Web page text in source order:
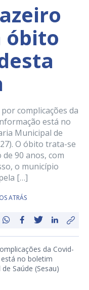
óbito
complicações da
está no
Municipal de
O óbito trata-se
90 anos, com
o município
[…]
ATRÁS
da Covid-
no boletim
Saúde (Sesau)